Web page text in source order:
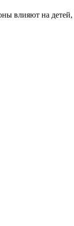
влияют на